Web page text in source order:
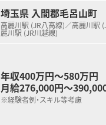
埼玉県 入間郡毛呂山町
高麗川駅 (JR八高線)／高麗川駅
麗川駅 (JR川越線)
年収400万円～580万円
月給276,000円～
※経験者例・スキル等考慮